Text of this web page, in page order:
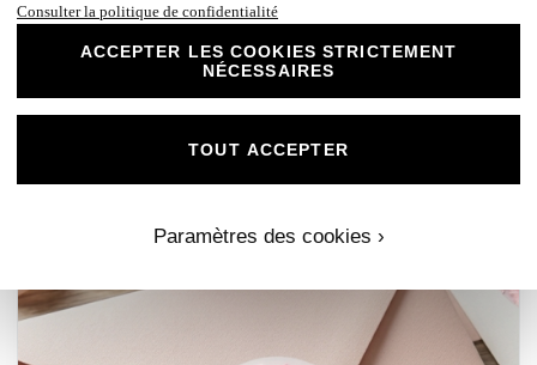
Lire la suite
Consulter la politique de confidentialité
ACCEPTER LES COOKIES STRICTEMENT
NÉCESSAIRES
Paramètres des cookies ›
TOUT ACCEPTER